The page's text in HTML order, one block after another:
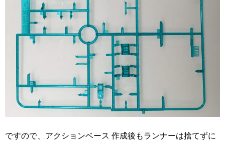
ですので、アクションベース 作成後もランナーは捨てずに